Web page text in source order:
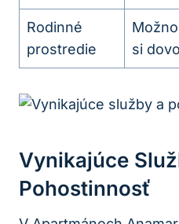
Rodinné
prostredie
si
Vynikajúce
Pohostinnosť